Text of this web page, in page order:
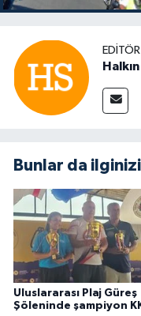
Bunlar da
Uluslararası Plaj Güreş
Şöleninde şampiyon